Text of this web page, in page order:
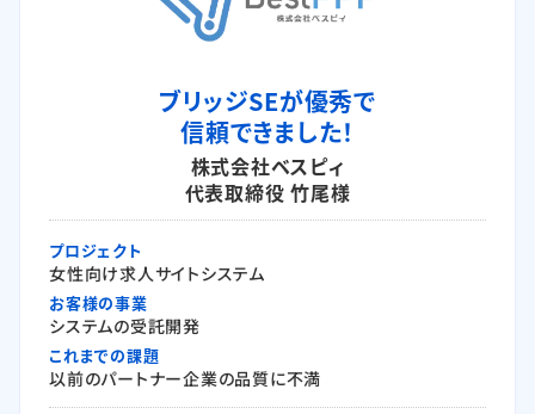
ブリッジSEが優秀で
信頼できました！
株式会社ベスピィ
代表取締役 竹尾様
プロジェクト
女性向け求人サイトシステム
お客様の事業
システムの受託開発
これまでの課題
以前のパートナー企業の品質に不満